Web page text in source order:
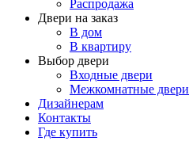
Распродажа
Двери на заказ
В дом
В квартиру
Выбор двери
Входные двери
Межкомнатные двери
Дизайнерам
Контакты
Где купить